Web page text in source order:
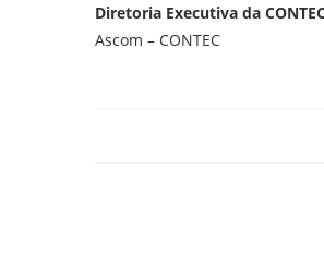
Diretoria Executiva da
Ascom – CONTEC